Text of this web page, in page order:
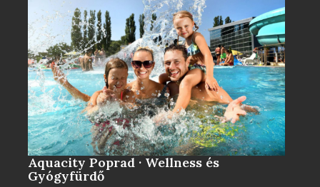
Aquacity Poprad · Wellness és
Gyógyfürdő